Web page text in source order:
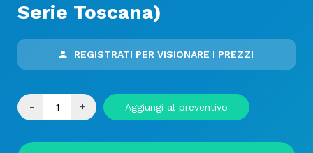
Serie Toscana)
REGISTRATI PER VISIONARE I PREZZI
- + Aggiungi al preventivo